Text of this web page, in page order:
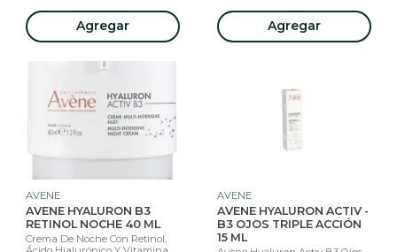
Agregar Agregar
AVENE
AVENE HYALURON B3
RETINOL NOCHE 40 ML
Crema De Noche Con Retinol,
AVENE
AVENE HYALURON ACTIV -
B3 OJOS TRIPLE ACCIÓN
15 ML